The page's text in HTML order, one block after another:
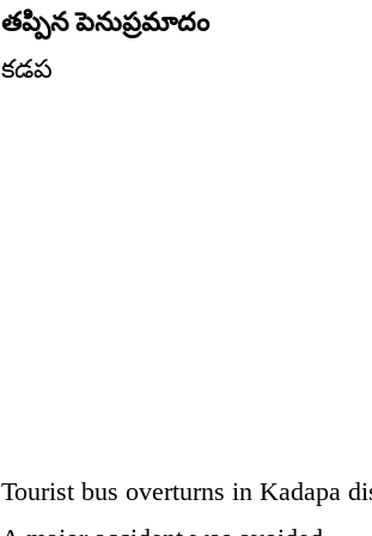
తప్పిన పెనుప్రమాదం
కడప
Tourist bus overturns in Kadapa